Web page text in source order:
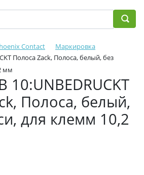
Contact
Маркировка
Полоса Zack, Полоса, белый, без
мм
10:UNBEDRUCKT
Полоса, белый,
для клемм 10,2